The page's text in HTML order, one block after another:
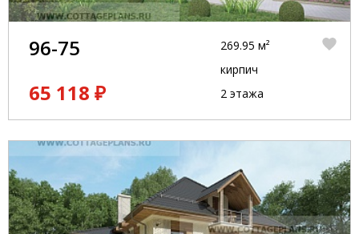
96-75
65 118 ₽
269.95 м²
кирпич
2 этажа